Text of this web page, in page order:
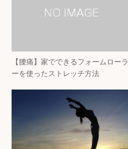
【腰痛】家でできるフォームローラ
ーを使ったストレッチ方法